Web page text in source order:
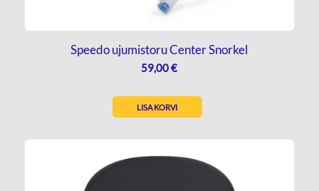
Speedo ujumistoru Center Snorkel
59,00€
LISA KORVI